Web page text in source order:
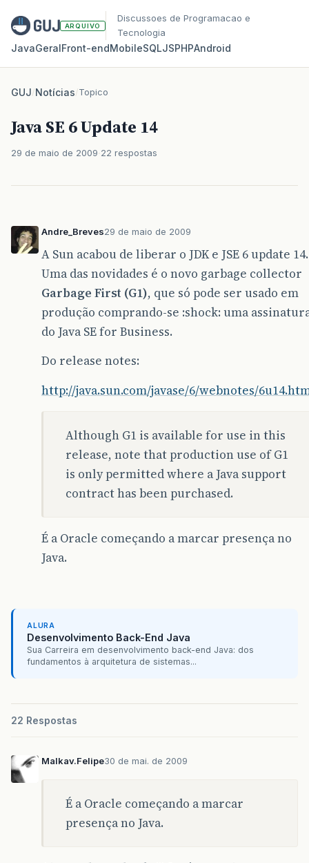
ARQUIVO
Discussoes de Programacao e
Tecnologia
JavaGeralFront‑endMobileSQLJSPHPAndroid
GUJ/Notícias/Topico
Java SE 6 Update 14
29 de maio de 2009 22 respostas
Andre_Breves29 de maio de 2009
A Sun acabou de liberar o JDK e JSE 6 update 14.
Uma das novidades é o novo garbage collector
Garbage First (G1), que só pode ser usado em
produção comprando-se :shock: uma
do Java SE for Business.
Do release notes:
http://java.sun.com/javase/6/webnotes/
Although G1 is available for use in this
release, note that production use of G1
is only permitted where a Java support
contract has been purchased.
É a Oracle começando a marcar presença no
Java.
ALURA
Desenvolvimento Back-End Java
Sua Carreira em desenvolvimento back-end Java: dos
fundamentos à arquitetura de sistemas...
22 Respostas
Malkav.Felipe30 de mai. de 2009
É a Oracle começando a marcar
presença no Java.